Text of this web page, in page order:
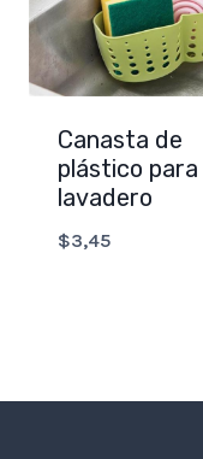
Canasta de
plástico para
lavadero
$3,45